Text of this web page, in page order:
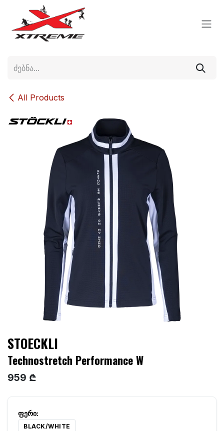
Skip to Content
All Products
STOECKLI
Technostretch Performance W
959 ₾
BLACK/WHITE